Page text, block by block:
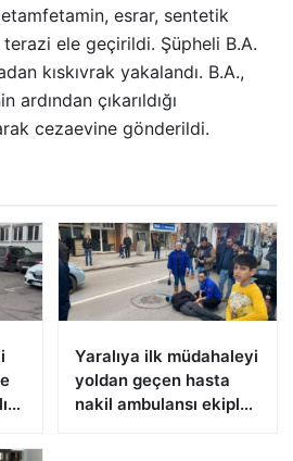
esrar, sentetik
ele geçirildi. Şüpheli B.A.
kıskıvrak yakalandı. B.A.,
çıkarıldığı
cezaevine gönderildi.
Yaralıya ilk müdahaleyi
yoldan geçen hasta
nakil ambulansı ekipleri